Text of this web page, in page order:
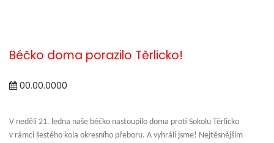
Béčko doma porazilo Těrlicko!
00.00.0000
V neděli 21. ledna naše béčko nastoupilo doma proti Sokolu Těrlicko
v rámci šestého kola okresního přeboru. A vyhráli jsme! Nejtěsnějším